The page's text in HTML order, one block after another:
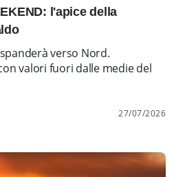
l'apice della
verso Nord.
valori fuori dalle medie del
27/07/2026